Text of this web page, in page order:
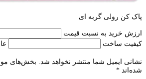
پاک کن رولی گربه ای
ارزش خرید به نسبت قیمت
کیفیت ساخت
نشانی ایمیل شما منتشر نخواهد شد.
بخش‌های
شده‌اند *